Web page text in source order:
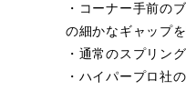
・コーナー手前の
の細かなギャップ
・通常のスプリン
・ハイパープロ社